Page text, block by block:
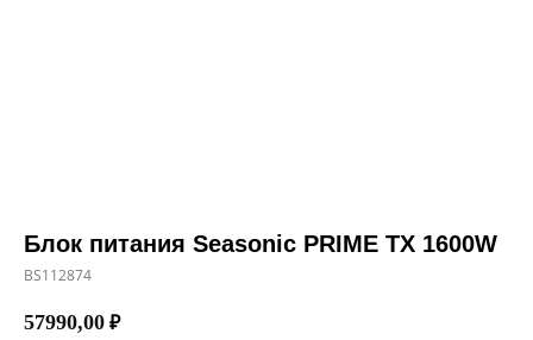
Блок питания Seasonic PRIME TX 1600W
BS112874
57990,00 ₽